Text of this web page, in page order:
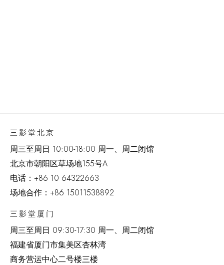
三影堂北京
周三至周日 10:00-18:00 周一、周二闭馆
北京市朝阳区草场地155号A
电话： +86 10 64322663
场地合作：+86 15011538892
三影堂厦门
周三至周日 09:30-17:30 周一、周二闭馆
福建省厦门市集美区杏林湾
商务营运中心二号楼三楼